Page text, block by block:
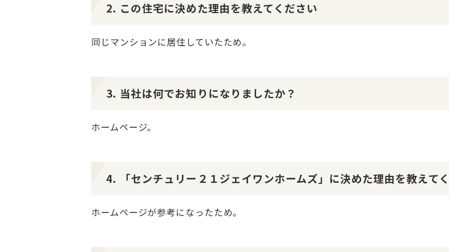
2. この住宅に決めた理由を教えてください
同じマンションに居住していたため。
3. 当社は何でお知りになりましたか？
ホームページ。
4. 「センチュリー２１ジェイワンホームズ」に決めた理由を教えて
ホームページが参考になったため。